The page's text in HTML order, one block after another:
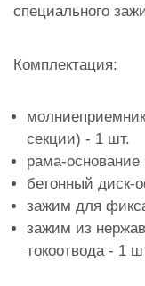
специального
Комплектация:
секции) - 1 шт.
рама-
бетонный диск-
зажим для
зажим из
токоотвода - 1